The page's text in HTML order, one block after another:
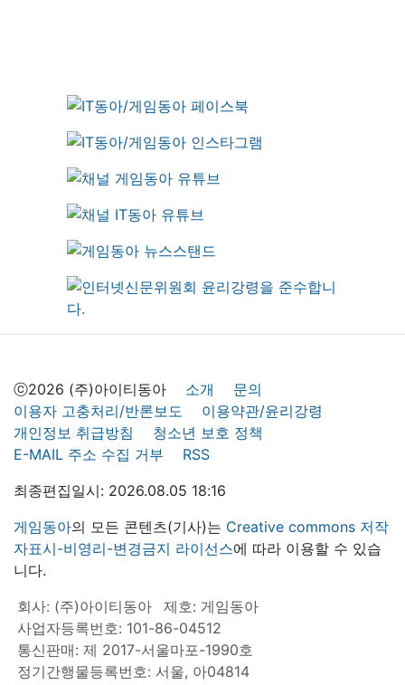
ⓒ2026 (주)아이티동아 소개
문의
이용자 고충처리/반론보도
이용약관/윤리강령
개인정보 취급방침
청소년 보호 정책
E-MAIL 주소 수집 거부
RSS
최종편집일시: 2026.08.05 18:16
게임동아의 모든 콘텐츠(기사)는 Creative commons 저작
자표시-비영리-변경금지 라이선스에 따라 이용할 수 있습
니다.
회사: (주)아이티동아
제호: 게임동아
사업자등록번호: 101-86-04512
통신판매: 제 2017-서울마포-1990호
정기간행물등록번호: 서울, 아04814